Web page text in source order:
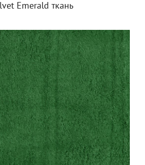
Emerald ткань